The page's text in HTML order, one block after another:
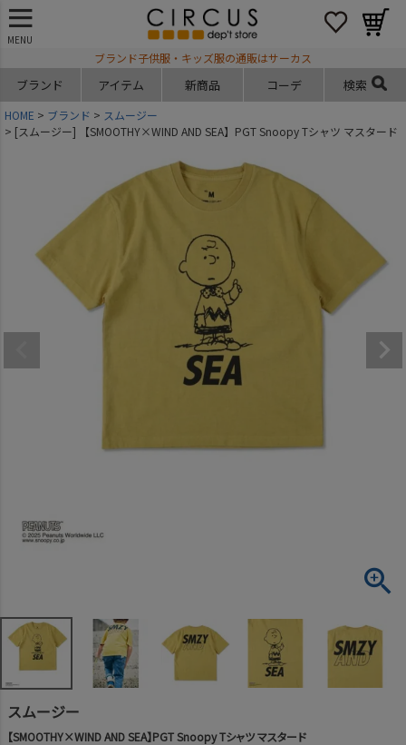
MENU
ブランド子供服・キッズ服の通販はサーカス
ブランド アイテム 新商品 コーデ 検索
HOME ブランド
スムージー
[スムージー] 【SMOOTHY×WIND AND SEA】PGT Snoopy Tシャツ マスタード
スムージー
【SMOOTHY×WIND AND SEA】PGT Snoopy Tシャツ マスタード